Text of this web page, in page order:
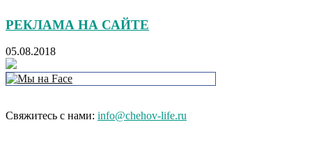
РЕКЛАМА НА САЙТЕ
05.08.2018
Свяжитесь с нами: info@chehov-life.ru